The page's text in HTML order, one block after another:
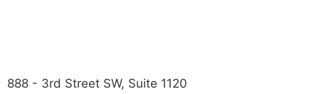
888 - 3rd Street SW, Suite 1120